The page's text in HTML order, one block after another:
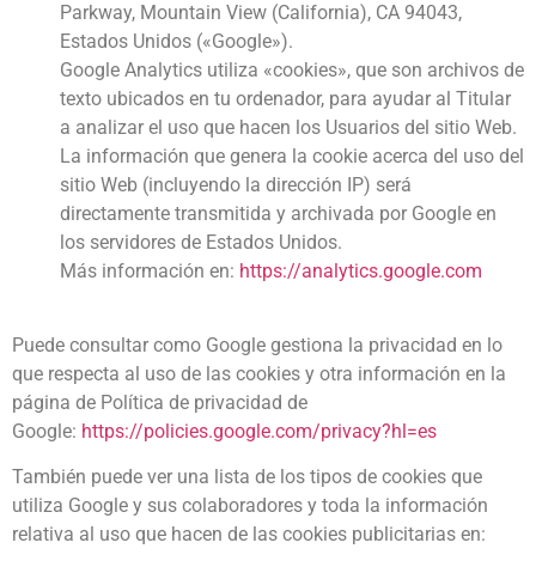
Parkway, Mountain View (California), CA 94043,
Estados Unidos («Google»).
Google Analytics utiliza «cookies», que son archivos de
texto ubicados en tu ordenador, para ayudar al Titular
a analizar el uso que hacen los Usuarios del sitio Web.
La información que genera la cookie acerca del uso del
sitio Web (incluyendo la dirección IP) será
directamente transmitida y archivada por Google en
los servidores de Estados Unidos.
Más información en: https://analytics.google.com
Puede consultar como Google gestiona la privacidad en lo
que respecta al uso de las cookies y otra información en la
página de Política de privacidad de
Google: https://policies.google.com/privacy?hl=es
También puede ver una lista de los tipos de cookies que
utiliza Google y sus colaboradores y toda la información
relativa al uso que hacen de las cookies publicitarias en: